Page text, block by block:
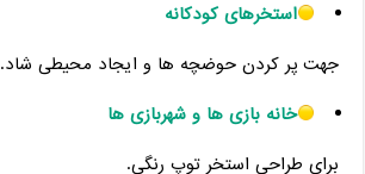
استخرهای کودکانه
جهت پر کردن حوضچه ‌ها و ایجاد محیطی شاد.
خانه بازی ‌ها و شهربازی ‌ها
برای طراحی استخر توپ رنگی.